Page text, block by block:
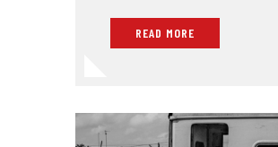
READ MORE